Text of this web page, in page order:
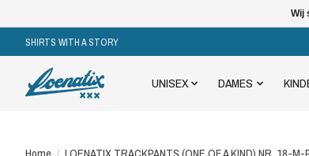
SHIRTS WITH A STORY
UNISEX DAMES
Wij